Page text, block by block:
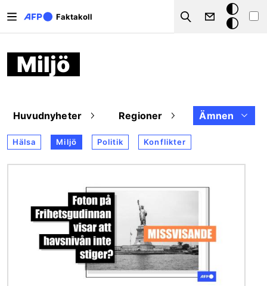
Faktakoll
Search
Mörkt
läge
Miljö
Huvudnyheter Regioner Ämnen
Hälsa Miljö Politik Konflikter